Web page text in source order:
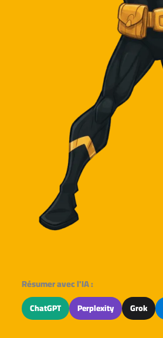
Résumer avec l'IA :
ChatGPT Perplexity Grok